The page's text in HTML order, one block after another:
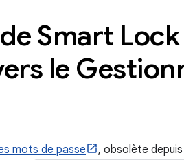
Smart
le
mots de passe , obsolète